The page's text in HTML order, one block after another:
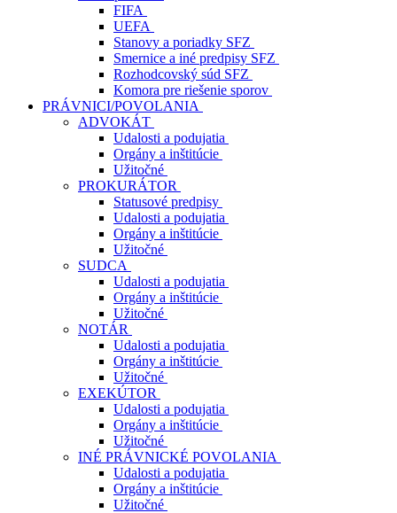
FIFA
UEFA
Stanovy a poriadky SFZ
Smernice a iné predpisy SFZ
Rozhodcovský súd SFZ
Komora pre riešenie sporov
PRÁVNICI/POVOLANIA
ADVOKÁT
Udalosti a podujatia
Orgány a inštitúcie
Užitočné
PROKURÁTOR
Statusové predpisy
Udalosti a podujatia
Orgány a inštitúcie
Užitočné
SUDCA
Udalosti a podujatia
Orgány a inštitúcie
Užitočné
NOTÁR
Udalosti a podujatia
Orgány a inštitúcie
Užitočné
EXEKÚTOR
Udalosti a podujatia
Orgány a inštitúcie
Užitočné
INÉ PRÁVNICKÉ POVOLANIA
Udalosti a podujatia
Orgány a inštitúcie
Užitočné